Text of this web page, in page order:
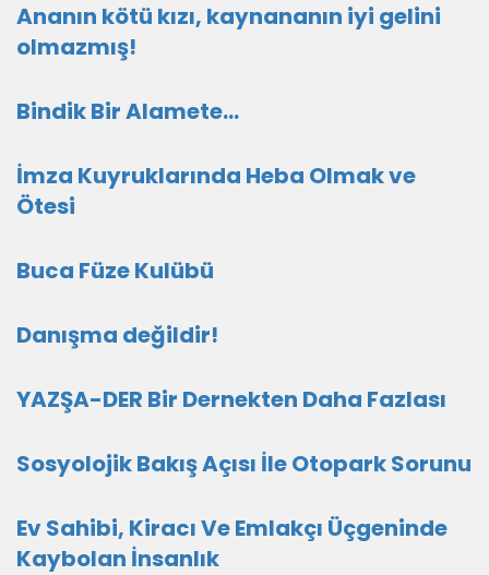
Ananın kötü kızı, kaynananın iyi gelini
olmazmış!
Bindik Bir Alamete...
İmza Kuyruklarında Heba Olmak ve
Ötesi
Buca Füze Kulübü
Danışma değildir!
YAZŞA-DER Bir Dernekten Daha Fazlası
Sosyolojik Bakış Açısı İle Otopark Sorunu
Ev Sahibi, Kiracı Ve Emlakçı Üçgeninde
Kaybolan İnsanlık